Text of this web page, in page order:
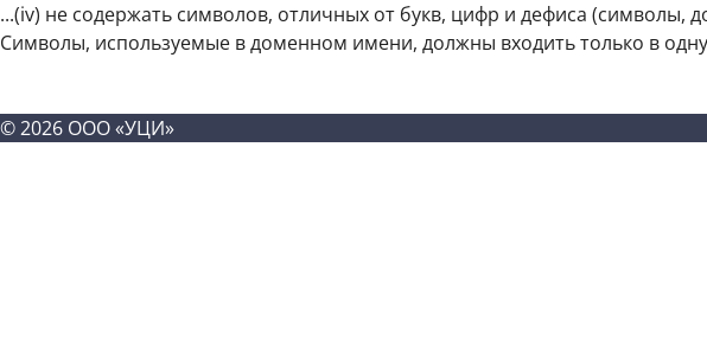
...(iv) не содержать символов, отличных от букв, цифр и дефиса
Символы, используемые в доменном имени, должны входить только в
©2026 ООО «УЦИ»